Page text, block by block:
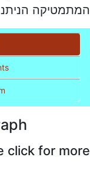
המתמטיקה
click for more